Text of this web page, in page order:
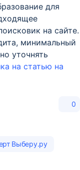
для
на сайте.
минимальный
уточнять
на статью на
0
Выберу.ру